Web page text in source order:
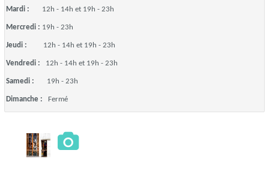
Mardi : 12h - 14h et 19h - 23h
Mercredi : 19h - 23h
Jeudi : 12h - 14h et 19h - 23h
Vendredi : 12h - 14h et 19h - 23h
Samedi : 19h - 23h
Dimanche : Fermé